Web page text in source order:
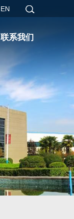
EN
联系我们